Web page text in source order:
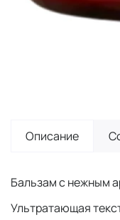
Описание
Бальзам с нежным
Ультратающая